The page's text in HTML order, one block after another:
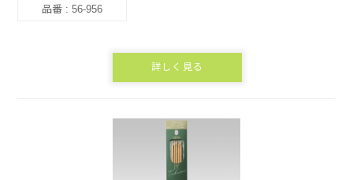
品番 : 56-956
詳しく見る